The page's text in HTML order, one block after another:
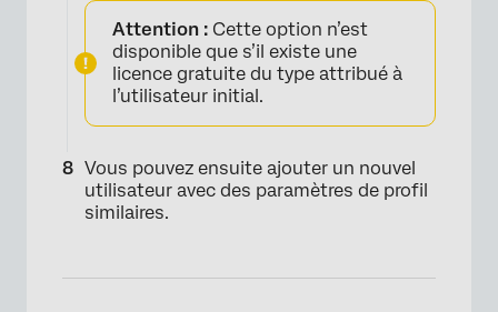
×
Attention : Cette option n’est
disponible que s’il existe une
licence gratuite du type attribué à
l’utilisateur initial.
Vous pouvez ensuite ajouter un nouvel
utilisateur avec des paramètres de profil
similaires.